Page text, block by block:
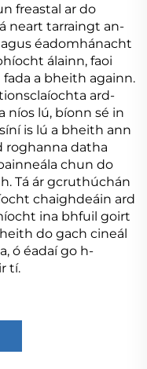
freastal ar do
neart tarraingt an-
éadomhánacht
álainn, faoi
a bheith againn.
ard-
níos lú, bíonn sé in
is lú a bheith ann
roghanna datha
chun do
Tá ár gcruthúchán
chaighdeáin ard
ina bhfuil goirt
do gach cineál
ó éadaí go h-
tí.